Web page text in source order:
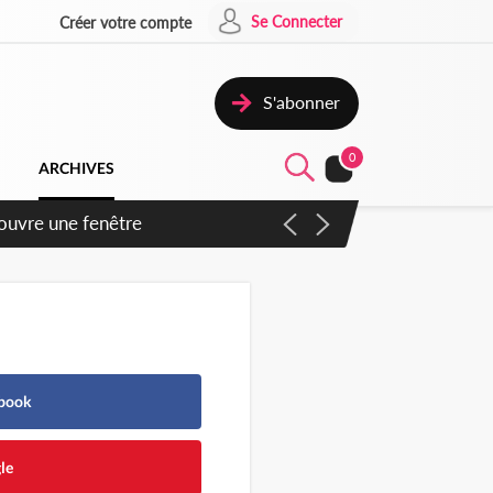
Créer votre compte Se Connecter
S'abonner
ARCHIVES
0
un accord avec la